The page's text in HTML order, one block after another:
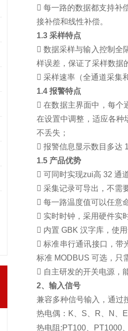
每一路的数据都支持补
接补偿和线性补偿。
1.3 采样特点
数据采样与输入控制全
样误差，保证了采样数据
 采样速率（全通道采集
1.4 报警特点
在数据主界面中，每个
在设置中调整，适应各种
不丢失；
 报警信息显示数目多达
1.5 产品优势
 可同时实现zui高 32 通
 采集记录可导出，不需
 每一路温度值可以任意
 实时时钟，采用硬件实
 内置 GBK 汉字库，使
标准串行通讯接口，带
标准 MODBUS 可选，只
 自主研发的开关电源，
2、输入信号
兼容多种信号输入，通过
热电偶：K、S、R、N、
热电阻:PT100、PT1000